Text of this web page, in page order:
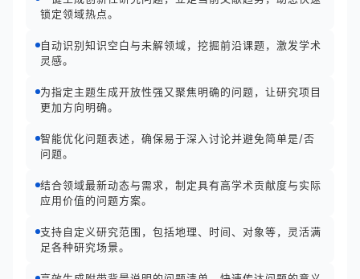
锁定领域热点。
自动识别知识空白与未解领域，挖掘前沿课题，激发学术
灵感。
为指定主题生成开放性强又聚焦明确的问题，让研究项目
更加方向明确。
智能优化问题表述，确保易于深入讨论并避免简单是/否
问题。
结合领域最新动态与需求，制定具有高学术贡献度与实际
应用价值的问题方案。
支持自定义研究范围，包括地理、时间、对象等，灵活满
足各种研究场景。